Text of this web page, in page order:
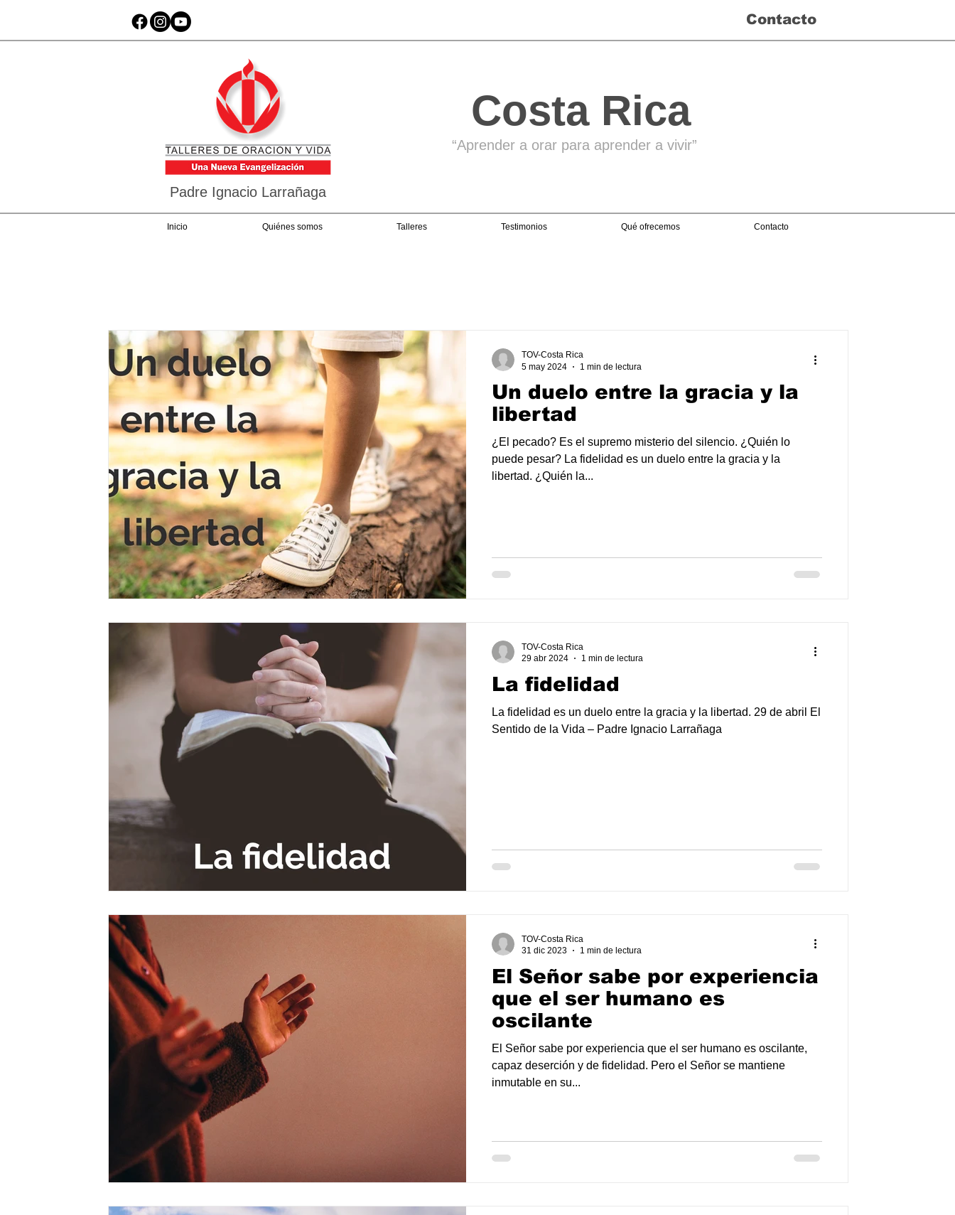
Contacto
Padre Ignacio Larrañaga
Costa Rica
“Aprender a orar para aprender a vivir”
Inicio Quiénes somos Talleres Testimonios Qué ofrecemos Contacto
Un duelo entre la gracia y la
libertad
¿El pecado? Es el supremo misterio del silencio. ¿Quién lo
puede pesar? La fidelidad es un duelo entre la gracia y la
libertad. ¿Quién la...
TOV-Costa Rica
5 may 2024
1 min de lectura
La fidelidad
La fidelidad es un duelo entre la gracia y la libertad. 29 de abril El
Sentido de la Vida – Padre Ignacio Larrañaga
TOV-Costa Rica
29 abr 2024
1 min de lectura
El Señor sabe por experiencia
que el ser humano es
oscilante
El Señor sabe por experiencia que el ser humano es oscilante,
capaz deserción y de fidelidad. Pero el Señor se mantiene
inmutable en su...
TOV-Costa Rica
31 dic 2023
1 min de lectura